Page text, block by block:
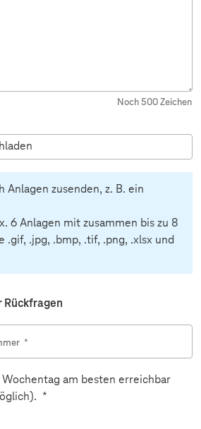
Noch500Zeichen
Anlagen zusenden, z. B. ein
6 Anlagen mit zusammen bis zu 8
.gif, .jpg, .bmp, .tif, .png, .xlsx und
Rückfragen
*
am besten erreichbar
Pflichtfeld
*